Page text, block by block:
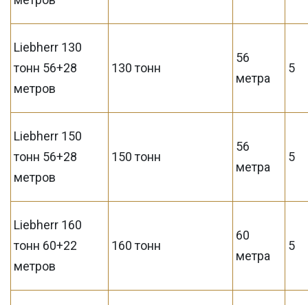
Liebherr 130
тонн 56+28
метров
130 тонн
56
метра
5
Liebherr 150
тонн 56+28
метров
150 тонн
56
метра
5
Liebherr 160
тонн 60+22
метров
160 тонн
60
метра
5